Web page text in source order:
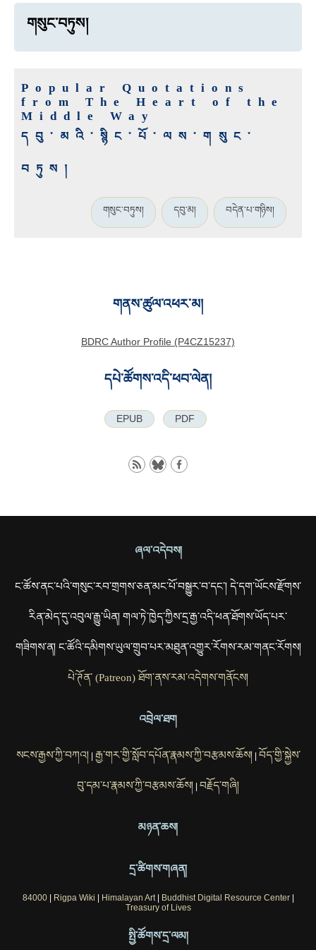
གསུང་བཏུས།
Popular Quotations
from The Heart of the
Middle Way
དབུ་མའི་སྙིང་པོ་ལས་གསུང་
བཏུས།
གསུང་བཏུས། དབུ་མ། བདེན་པ་གཉིས།
གནས་ཚུལ་འཕར་མ།
BDRC Author Profile (P4CZ15237)
དཔེ་ཚོགས་འདི་ཕབ་ལེན།
EPUB PDF
ཞལ་འདེབས།
ང་ཚོས་ནང་པའི་གསུང་རབ་གྲགས་ཅན་མང་པོ་བསྒྱུར་བ་དང་། དེ་དག་ཡོངས་རྫོགས་
རིན་མེད་དུ་འབུལ་རྒྱུ་ཡིན། གལ་ཏེ་ཁྱེད་ཀྱིས་དྲ་རྒྱ་འདི་ཕན་ཐོགས་ཡོད་པར་
གཟིགས་ན། ང་ཚོའི་དམིགས་ཡུལ་གྲུབ་པར་མཐུན་འགྱུར་རོགས་རམ་གནང་རོགས།
པེ་ཊོན་ (Patreon) ཐོག་ནས་རམ་འདེགས་གནོངས།
འབྲེལ་ཐག
སངས་རྒྱས་ཀྱི་བཀའ། རྒྱ་གར་གྱི་སློབ་དཔོན་རྣམས་ཀྱི་བརྩམས་ཆོས། བོད་གྱི་སྐྱེས་
བུ་དམ་པ་རྣམས་ཀྱི་བརྩམས་ཆོས། བརྗོད་གཞི།
མཉན་ཆས།
དྲ་ཚིགས་གཞན།
84000| Rigpa Wiki Himalayan Art| Buddhist Digital Resource Center|
Treasury of Lives
སྤྱི་ཚོགས་དྲ་ལམ།